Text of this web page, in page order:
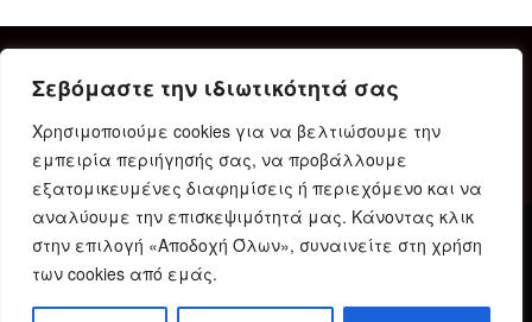
Σεβόμαστε την ιδιωτικότητά σας
Χρησιμοποιούμε cookies για να βελτιώσουμε την
εμπειρία περιήγησής σας, να προβάλλουμε
εξατομικευμένες διαφημίσεις ή περιεχόμενο και να
αναλύουμε την επισκεψιμότητά μας. Κάνοντας κλικ
στην επιλογή «Αποδοχή Όλων», συναινείτε στη χρήση
των cookies από εμάς.
Δήλωση Συμμόρφωσης Ταυτότητα
Όροι χρήσης
Πολιτική προστασίας προσωπικών δεδομένων
Πολιτική Cookies